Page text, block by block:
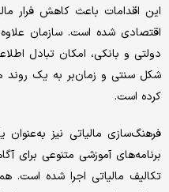
این اقدامات باعث کاهش فرار
اقتصادی شده است. سازمان
دولتی و بانکی، امکان تبادل
شکل سنتی و زمان‌بر به یک روند
کرده است.
فرهنگ‌سازی مالیاتی نیز
برنامه‌های آموزشی متنوعی برای
تکالیف مالیاتی اجرا شده است.